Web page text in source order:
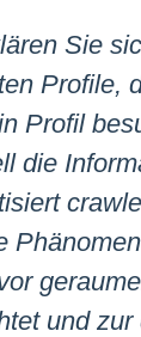
Sie
Profile,
Profil
die
und zur